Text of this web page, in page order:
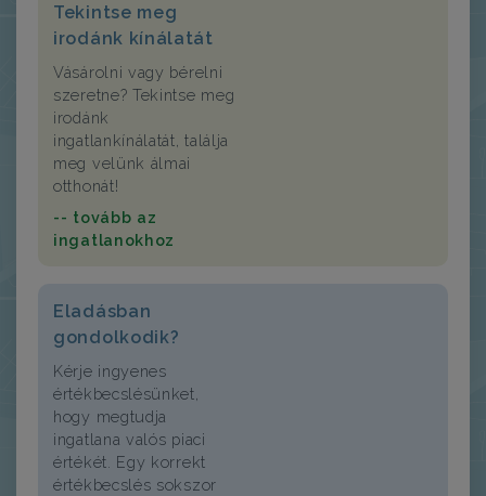
Tekintse meg
irodánk kínálatát
Vásárolni vagy bérelni
szeretne? Tekintse meg
irodánk
ingatlankínálatát, találja
meg velünk álmai
otthonát!
-- tovább az
ingatlanokhoz
Eladásban
gondolkodik?
Kérje ingyenes
értékbecslésünket,
hogy megtudja
ingatlana valós piaci
értékét. Egy korrekt
értékbecslés sokszor